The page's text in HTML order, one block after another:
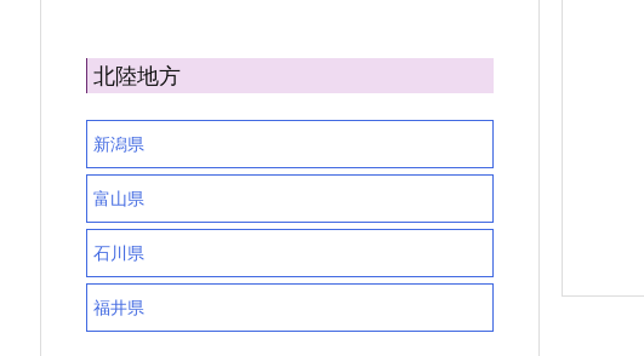
北陸地方
新潟県
富山県
石川県
福井県